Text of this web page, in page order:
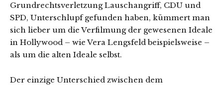
Grundrechtsverletzung Lauschangriff, CDU und
SPD, Unterschlupf gefunden haben, kümmert man
sich lieber um die Verfilmung der gewesenen Ideale
in Hollywood – wie Vera Lengsfeld beispielsweise –
als um die alten Ideale selbst.
Der einzige Unterschied zwischen dem